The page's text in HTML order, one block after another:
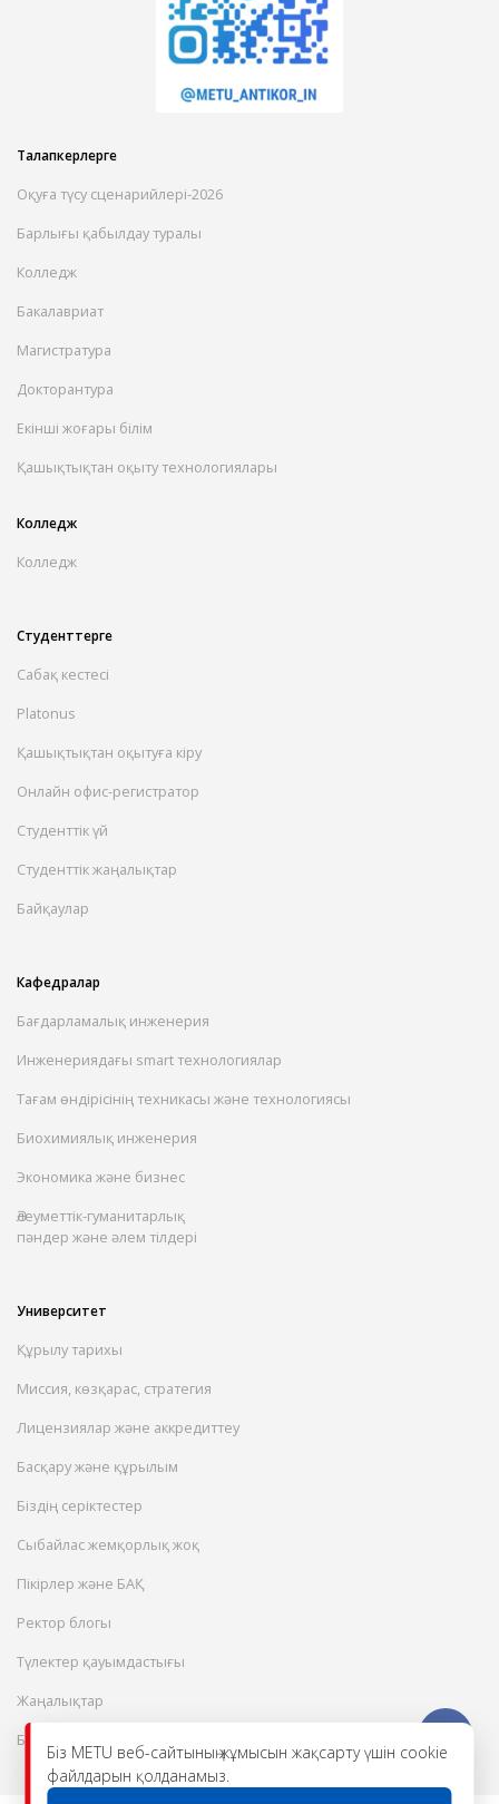
Біз METU веб-сайтының жұмысын жақсарту үшін cookie
файлдарын қолданамыз.
Талапкерлерге
Оқуға түсу сценарийлері-2026
Барлығы қабылдау туралы
Колледж
Бакалавриат
Магистратура
Докторантура
Екінші жоғары білім
Қашықтықтан оқыту технологиялары
Колледж
Колледж
Студенттерге
Сабақ кестесі
Platonus
Қашықтықтан оқытуға кіру
Онлайн офис-регистратор
Студенттік үй
Студенттік жаңалықтар
Байқаулар
Кафедралар
Бағдарламалық инженерия
Инженериядағы smart технологиялар
Тағам өндірісінің техникасы және технологиясы
Биохимиялық инженерия
Экономика және бизнес
Әлеуметтік-гуманитарлық
пәндер және әлем тілдері
Университет
Құрылу тарихы
Миссия, көзқарас, стратегия
Лицензиялар және аккредиттеу
Басқару және құрылым
Біздің серіктестер
Сыбайлас жемқорлық жоқ
Пікірлер және БАҚ
Ректор блогы
Түлектер қауымдастығы
Жаңалықтар
Бос жұмыс орындары